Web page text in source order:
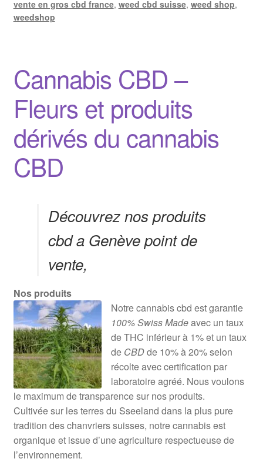
vente en gros cbd france, weed cbd suisse, weed shop,
weedshop
Cannabis CBD –
Fleurs et produits
dérivés du cannabis
CBD
Découvrez nos produits
cbd a Genève point de
vente,
Nos produits
Notre cannabis cbd est garantie
100% Swiss Madeavec un taux
de THC inférieur à 1% et un taux
deCBDde 10% à 20% selon
récolte avec certification par
laboratoire agréé. Nous voulons
le maximum de transparence sur nos produits.
Cultivée sur les terres du Sseeland dans la plus pure
tradition des chanvriers suisses, notre cannabis est
organique et issue d’une agriculture respectueuse de
l’environnement.